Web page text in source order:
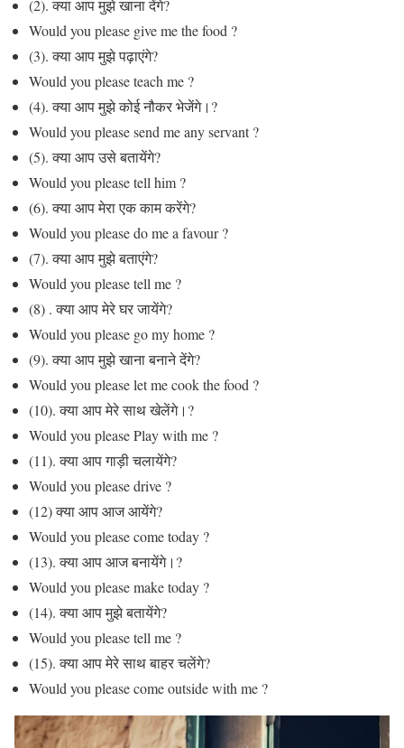
(2). क्या आप मुझे खाना देंगे?
Would you please give me the food ?
(3). क्या आप मुझे पढ़ाएंगे?
Would you please teach me ?
(4). क्या आप मुझे कोई नौकर भेजेंगे।?
Would you please send me any servant ?
(5). क्या आप उसे बतायेंगे?
Would you please tell him ?
(6). क्या आप मेरा एक काम करेंगे?
Would you please do me a favour ?
(7). क्या आप मुझे बताएंगे?
Would you please tell me ?
(8) . क्या आप मेरे घर जायेंगे?
Would you please go my home ?
(9). क्या आप मुझे खाना बनाने देंगे?
Would you please let me cook the food ?
(10). क्या आप मेरे साथ खेलेंगे।?
Would you please Play with me ?
(11). क्या आप गाड़ी चलायेंगे?
Would you please drive ?
(12) क्या आप आज आयेंगे?
Would you please come today ?
(13). क्या आप आज बनायेंगे।?
Would you please make today ?
(14). क्या आप मुझे बतायेंगे?
Would you please tell me ?
(15). क्या आप मेरे साथ बाहर चलेंगे?
Would you please come outside with me ?